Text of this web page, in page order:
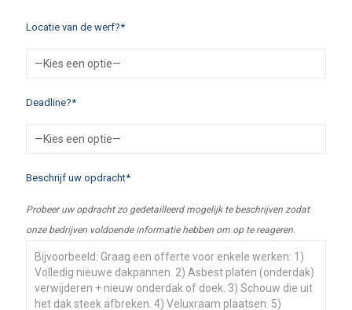
Locatie van de werf?*
Deadline?*
Beschrijf uw opdracht*
Probeer uw opdracht zo gedetailleerd mogelijk te beschrijven zodat
onze bedrijven voldoende informatie hebben om op te reageren.